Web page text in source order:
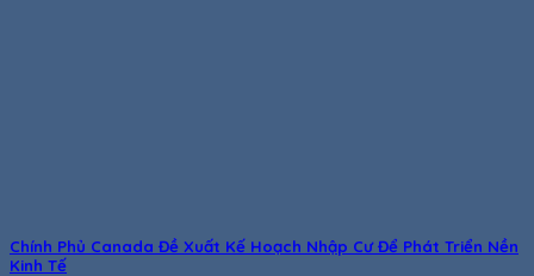
Chính Phủ Canada Đề Xuất Kế Hoạch Nhập Cư Để Phát Triển Nền
Kinh Tế